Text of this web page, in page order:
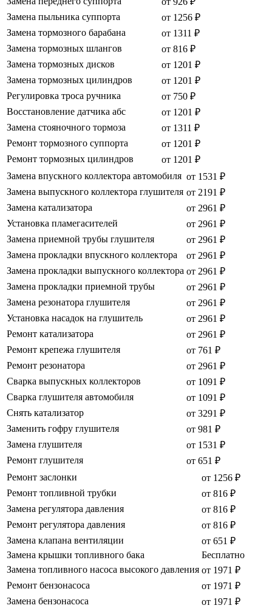
Замена пыльника суппорта
от 1256 ₽
Замена тормозного барабана
от 1311 ₽
Замена тормозных шлангов
от 816 ₽
Замена тормозных дисков
от 1201 ₽
Замена тормозных цилиндров
от 1201 ₽
Регулировка троса ручника
от 750 ₽
Восстановление датчика абс
от 1201 ₽
Замена стояночного тормоза
от 1311 ₽
Ремонт тормозного суппорта
от 1201 ₽
Ремонт тормозных цилиндров
от 1201 ₽
Замена впускного коллектора автомобиля от 1531 ₽
Замена выпускного коллектора глушителя от 2191 ₽
Замена катализатора
от 2961 ₽
Установка пламегасителей
от 2961 ₽
Замена приемной трубы глушителя
от 2961 ₽
Замена прокладки впускного коллектора
от 2961 ₽
Замена прокладки выпускного коллектора от 2961 ₽
Замена прокладки приемной трубы
от 2961 ₽
Замена резонатора глушителя
от 2961 ₽
Установка насадок на глушитель
от 2961 ₽
Ремонт катализатора
от 2961 ₽
Ремонт крепежа глушителя
от 761 ₽
Ремонт резонатора
от 2961 ₽
Сварка выпускных коллекторов
от 1091 ₽
Сварка глушителя автомобиля
от 1091 ₽
Снять катализатор
от 3291 ₽
Заменить гофру глушителя
от 981 ₽
Замена глушителя
от 1531 ₽
Ремонт глушителя
от 651 ₽
Ремонт заслонки
от 1256 ₽
Ремонт топливной трубки
от 816 ₽
Замена регулятора давления
от 816 ₽
Ремонт регулятора давления
от 816 ₽
Замена клапана вентиляции
от 651 ₽
Замена крышки топливного бака
Бесплатно
Замена топливного насоса высокого давления от 1971 ₽
Ремонт бензонасоса
от 1971 ₽
Замена бензонасоса
от 1971 ₽